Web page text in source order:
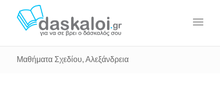
Μαθήματα Σχεδίου, Αλεξάνδρεια